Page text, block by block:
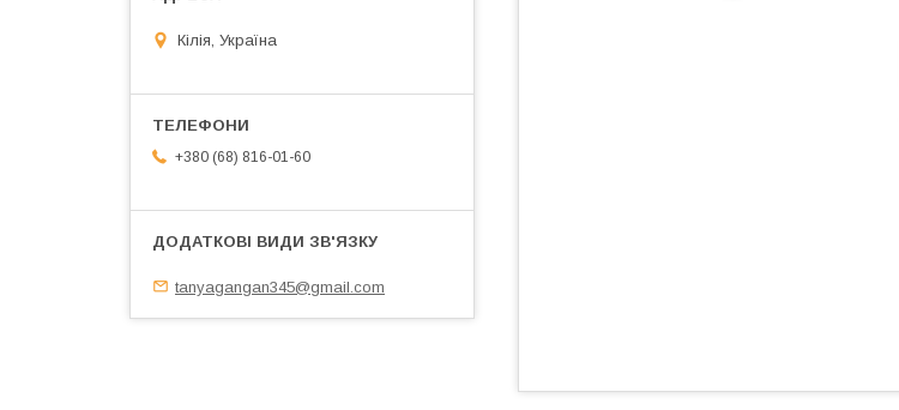
Кілія, Україна
+380 (68) 816-01-60
tanyagangan345@gmail.com